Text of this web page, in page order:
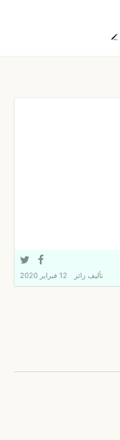
تأليف زائر 12 فبراير 2020